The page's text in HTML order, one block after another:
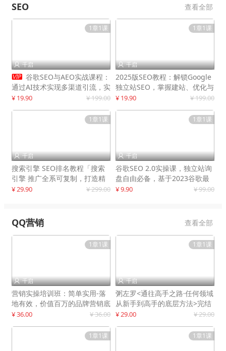
SEO 查看全部
1章1课
 千启
 谷歌SEO与AEO实战课程：
通过AI技术实现多渠道引流，实
现网站流量增长300%
¥ 19.90 ¥ 199.00
1章1课
 千启
2025版SEO教程：解锁Google
独立站SEO，掌握建站、优化与
变现技巧
¥ 19.90 ¥ 199.00
1章1课
 千启
搜索引擎 SEO排名教程「搜索
引擎 推广全系可复制，打造精
准被动流量系统
¥ 29.90 ¥ 299.00
1章1课
 千启
谷歌SEO 2.0实操课，独立站询
盘自由必备，基于2023谷歌最
新算法录制
¥ 9.90 ¥ 99.00
QQ营销 查看全部
1章1课
 千启
营销实操培训班：简单实用-落
地有效，价值百万的品牌营销底
层逻辑
¥ 36.00 ¥ 36.00
1章1课
 千启
粥左罗<通往高手之路·任何领域
从新手到高手的底层方法>完结
¥ 29.00 ¥ 29.00
1章1课 1章1课